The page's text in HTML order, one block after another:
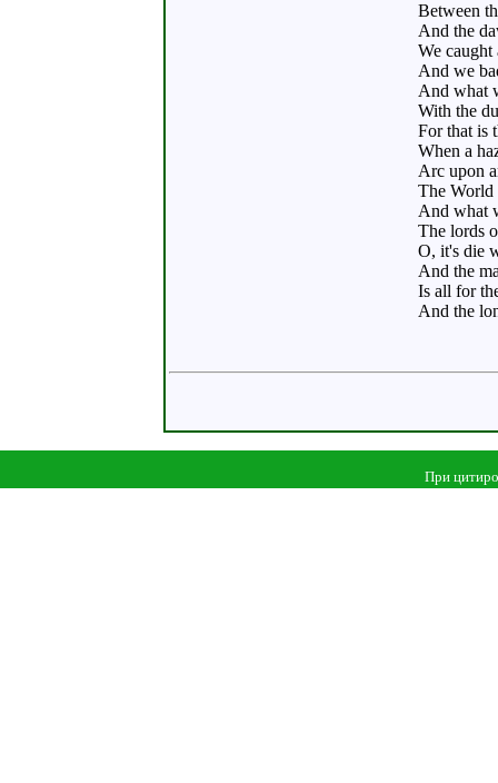
Between
And the
We caught
And we
And what
With the
For that is
When a
Arc upon
The World
And what
The lords
O, it's die
And the
Is all for
And the
При